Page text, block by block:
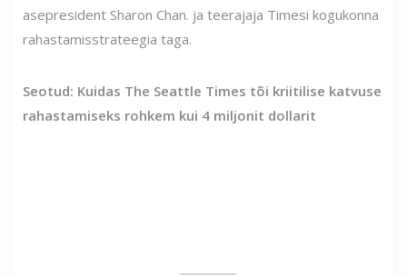
asepresident Sharon Chan. ja teerajaja Timesi kogukonna
rahastamisstrateegia taga.
Seotud: Kuidas The Seattle Times tõi kriitilise katvuse
rahastamiseks rohkem kui 4 miljonit dollarit